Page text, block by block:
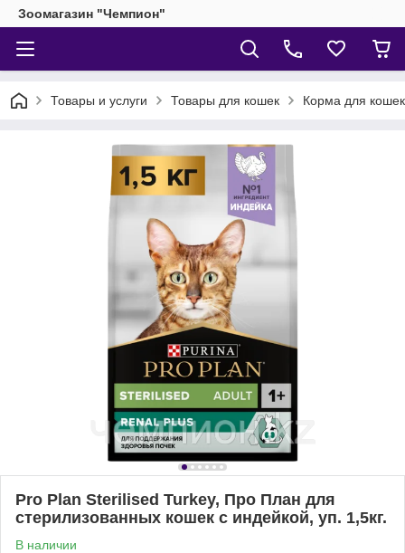
Зоомагазин "Чемпион"
Товары и услуги Товары для кошек Корма для кошек
Pro Plan Sterilised Turkey, Про План для
стерилизованных кошек с индейкой, уп. 1,5кг.
В наличии